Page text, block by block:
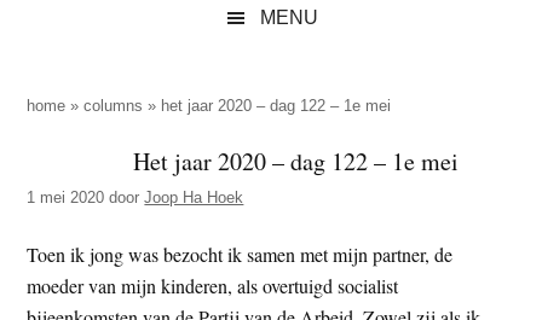
p
z
e
s
i
i
e
d
e
MENU
home »columns » het jaar 2020 – dag 122 – 1e mei
Het jaar 2020 – dag 122 – 1e mei
1 mei 2020 doorJoop Ha Hoek
Toen ik jong was bezocht ik samen met mijn partner, de
moeder van mijn kinderen, als overtuigd socialist